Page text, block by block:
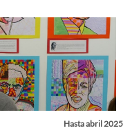
Hasta abril 2025